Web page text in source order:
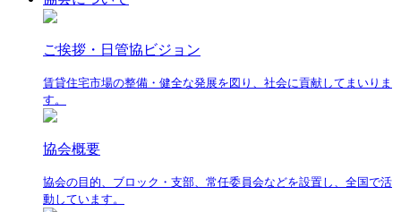
ご挨拶・日管協ビジョン
賃貸住宅市場の整備・健全な発展を図り、社会に貢献してまいりま
す。
協会概要
協会の目的、ブロック・支部、常任委員会などを設置し、全国で活
動しています。